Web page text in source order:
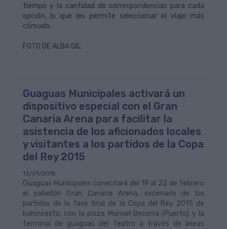
tiempo y la cantidad de correspondencias para cada
opción, lo que les permite seleccionar el viaje más
cómodo.
FOTO DE ALBA GIL
Guaguas Municipales activará un
dispositivo especial con el Gran
Canaria Arena para facilitar la
asistencia de los aficionados locales
y visitantes a los partidos de la Copa
del Rey 2015
13/01/2015
Guaguas Municipales conectará del 19 al 22 de febrero
el pabellón Gran Canaria Arena, escenario de los
partidos de la fase final de la Copa del Rey 2015 de
baloncesto, con la plaza Manuel Becerra (Puerto) y la
terminal de guaguas del Teatro a través de líneas